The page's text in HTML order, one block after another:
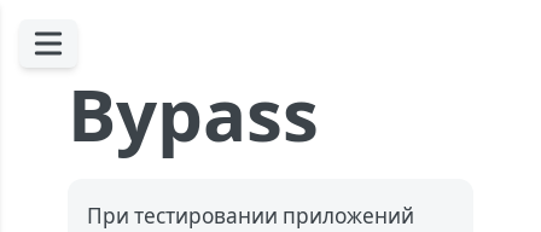
Bypass
При тестировании приложений